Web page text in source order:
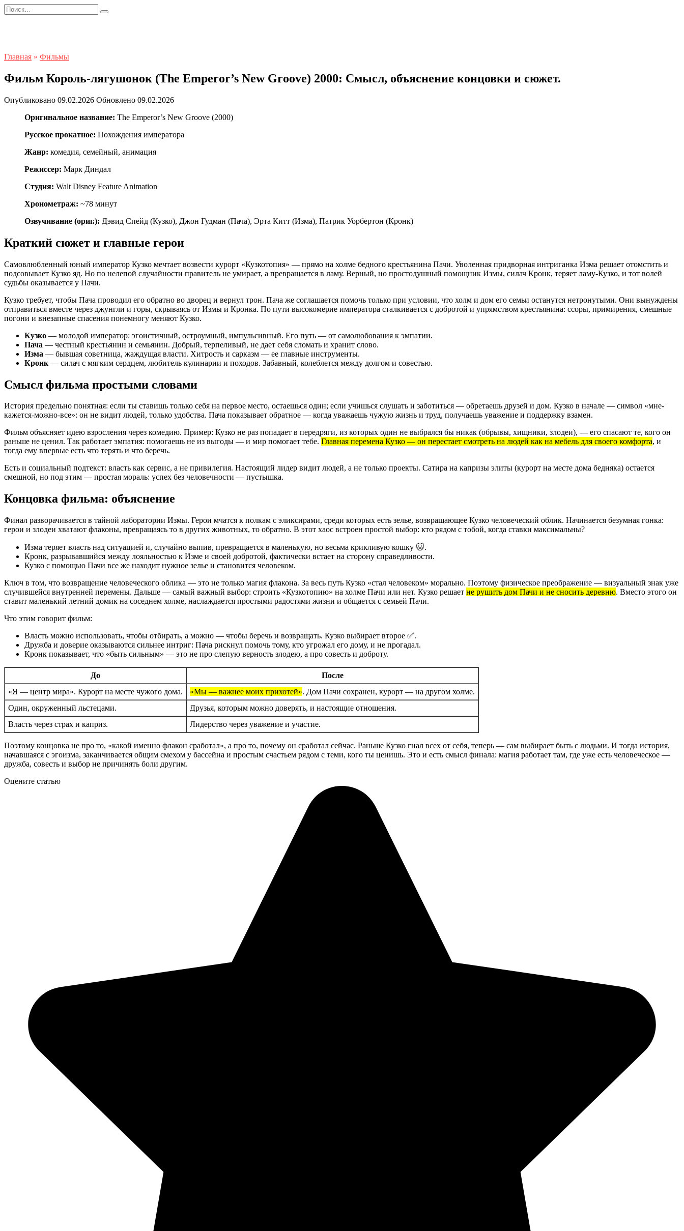
Перейти
к
Search
for:
Главная » Фильмы
Фильм Король-лягушонок (The Emperor’s New Groove) 2000: Смысл, объяснение концовки и сюжет.
Опубликовано 09.02.2026 Обновлено 09.02.2026
Оригинальное название: The Emperor’s New Groove (2000)
Русское прокатное: Похождения императора
Жанр: комедия, семейный, анимация
Режиссер: Марк Диндал
Студия: Walt Disney Feature Animation
Хронометраж: ~78 минут
Озвучивание (ориг.): Дэвид Спейд (Кузко), Джон Гудман (Пача), Эрта Китт (Изма), Патрик Уорбертон (Кронк)
Краткий сюжет и главные герои
Самовлюбленный юный император Кузко мечтает возвести курорт «Кузкотопия» — прямо на холме бедного крестьянина Пачи. Уволенная придворная интриганка Изма решает отомстить и
подсовывает Кузко яд. Но по нелепой случайности правитель не умирает, а превращается в ламу. Верный, но простодушный помощник Измы, силач Кронк, теряет ламу-Кузко, и тот волей
судьбы оказывается у Пачи.
Кузко требует, чтобы Пача проводил его обратно во дворец и вернул трон. Пача же соглашается помочь только при условии, что холм и дом его семьи останутся нетронутыми. Они вынуждены
отправиться вместе через джунгли и горы, скрываясь от Измы и Кронка. По пути высокомерие императора сталкивается с добротой и упрямством крестьянина: ссоры, примирения, смешные
погони и внезапные спасения понемногу меняют Кузко.
Кузко — молодой император: эгоистичный, остроумный, импульсивный. Его путь — от самолюбования к эмпатии.
Пача — честный крестьянин и семьянин. Добрый, терпеливый, не дает себя сломать и хранит слово.
Изма — бывшая советница, жаждущая власти. Хитрость и сарказм — ее главные инструменты.
Кронк — силач с мягким сердцем, любитель кулинарии и походов. Забавный, колеблется между долгом и совестью.
Смысл фильма простыми словами
История предельно понятная: если ты ставишь только себя на первое место, остаешься один; если учишься слушать и заботиться — обретаешь друзей и дом. Кузко в начале — символ «мне-
кажется-можно-все»: он не видит людей, только удобства. Пача показывает обратное — когда уважаешь чужую жизнь и труд, получаешь уважение и поддержку взамен.
Фильм объясняет идею взросления через комедию. Пример: Кузко не раз попадает в передряги, из которых один не выбрался бы никак (обрывы, хищники, злодеи), — его спасают те, кого он
раньше не ценил. Так работает эмпатия: помогаешь не из выгоды — и мир помогает тебе. Главная перемена Кузко — он перестает смотреть на людей как на мебель для своего комфорта, и
тогда ему впервые есть что терять и что беречь.
Есть и социальный подтекст: власть как сервис, а не привилегия. Настоящий лидер видит людей, а не только проекты. Сатира на капризы элиты (курорт на месте дома бедняка) остается
смешной, но под этим — простая мораль: успех без человечности — пустышка.
Концовка фильма: объяснение
Финал разворачивается в тайной лаборатории Измы. Герои мчатся к полкам с эликсирами, среди которых есть зелье, возвращающее Кузко человеческий облик. Начинается безумная гонка:
герои и злодеи хватают флаконы, превращаясь то в других животных, то обратно. В этот хаос встроен простой выбор: кто рядом с тобой, когда ставки максимальны?
Изма теряет власть над ситуацией и, случайно выпив, превращается в маленькую, но весьма крикливую кошку 🐱.
Кронк, разрывавшийся между лояльностью к Изме и своей добротой, фактически встает на сторону справедливости.
Кузко с помощью Пачи все же находит нужное зелье и становится человеком.
Ключ в том, что возвращение человеческого облика — это не только магия флакона. За весь путь Кузко «стал человеком» морально. Поэтому физическое преображение — визуальный знак уже
случившейся внутренней перемены. Дальше — самый важный выбор: строить «Кузкотопию» на холме Пачи или нет. Кузко решает не рушить дом Пачи и не сносить деревню. Вместо этого он
ставит маленький летний домик на соседнем холме, наслаждается простыми радостями жизни и общается с семьей Пачи.
Что этим говорит фильм:
Власть можно использовать, чтобы отбирать, а можно — чтобы беречь и возвращать. Кузко выбирает второе ✅.
Дружба и доверие оказываются сильнее интриг: Пача рискнул помочь тому, кто угрожал его дому, и не прогадал.
Кронк показывает, что «быть сильным» — это не про слепую верность злодею, а про совесть и доброту.
До
После
«Я — центр мира». Курорт на месте чужого дома.
«Мы — важнее моих прихотей». Дом Пачи сохранен, курорт — на другом холме.
Один, окруженный льстецами.
Друзья, которым можно доверять, и настоящие отношения.
Власть через страх и каприз.
Лидерство через уважение и участие.
Поэтому концовка не про то, «какой именно флакон сработал», а про то, почему он сработал сейчас. Раньше Кузко гнал всех от себя, теперь — сам выбирает быть с людьми. И тогда история,
начавшаяся с эгоизма, заканчивается общим смехом у бассейна и простым счастьем рядом с теми, кого ты ценишь. Это и есть смысл финала: магия работает там, где уже есть человеческое —
дружба, совесть и выбор не причинять боли другим.
Оцените статью